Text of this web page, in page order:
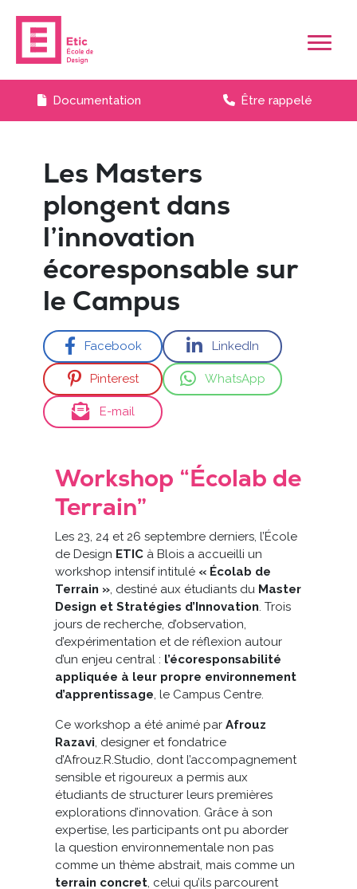
Documentation Être rappelé
Les Masters
plongent dans
l’innovation
écoresponsable sur
le Campus
Facebook LinkedIn
Pinterest WhatsApp
E-mail
Workshop “Écolab de
Terrain”
Les 23, 24 et 26 septembre derniers, l’École
de Design ETIC à Blois a accueilli un
workshop intensif intitulé « Écolab de
Terrain », destiné aux étudiants du Master
Design et Stratégies d’Innovation. Trois
jours de recherche, d’observation,
d’expérimentation et de réflexion autour
d’un enjeu central : l’écoresponsabilité
appliquée à leur propre environnement
d’apprentissage, le Campus Centre.
Ce workshop a été animé parAfrouz
Razavi, designer et fondatrice
d’Afrouz.R.Studio, dont l’accompagnement
sensible et rigoureux a permis aux
étudiants de structurer leurs premières
explorations d’innovation. Grâce à son
expertise, les participants ont pu aborder
la question environnementale non pas
comme un thème abstrait, mais comme un
terrain concret, celui qu’ils parcourent